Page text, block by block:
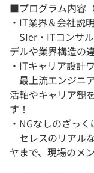
■プログラム内容（
・IT業界＆会社説明
SIer・ITコンサ
デルや業界構造の
・ITキャリア設計
最上流エンジニ
活軸やキャリア観
す！
・NGなしのざっ
セレスのリアル
ヤまで、現場のメ